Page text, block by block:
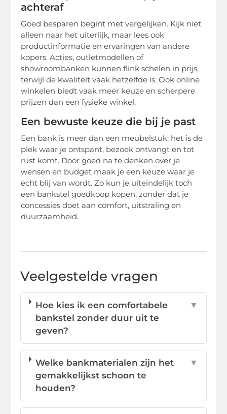
achteraf
Goed besparen begint met vergelijken. Kijk niet
alleen naar het uiterlijk, maar lees ook
productinformatie en ervaringen van andere
kopers. Acties, outletmodellen of
showroombanken kunnen flink schelen in prijs,
terwijl de kwaliteit vaak hetzelfde is. Ook online
winkelen biedt vaak meer keuze en scherpere
prijzen dan een fysieke winkel.
Een bewuste keuze die bij je past
Een bank is meer dan een meubelstuk; het is de
plek waar je ontspant, bezoek ontvangt en tot
rust komt. Door goed na te denken over je
wensen en budget maak je een keuze waar je
echt blij van wordt. Zo kun je uiteindelijk toch
een bankstel goedkoop kopen, zonder dat je
concessies doet aan comfort, uitstraling en
duurzaamheid.
Veelgestelde vragen
Hoe kies ik een comfortabele
bankstel zonder duur uit te
geven?
▼
Welke bankmaterialen zijn het
gemakkelijkst schoon te
houden?
▼